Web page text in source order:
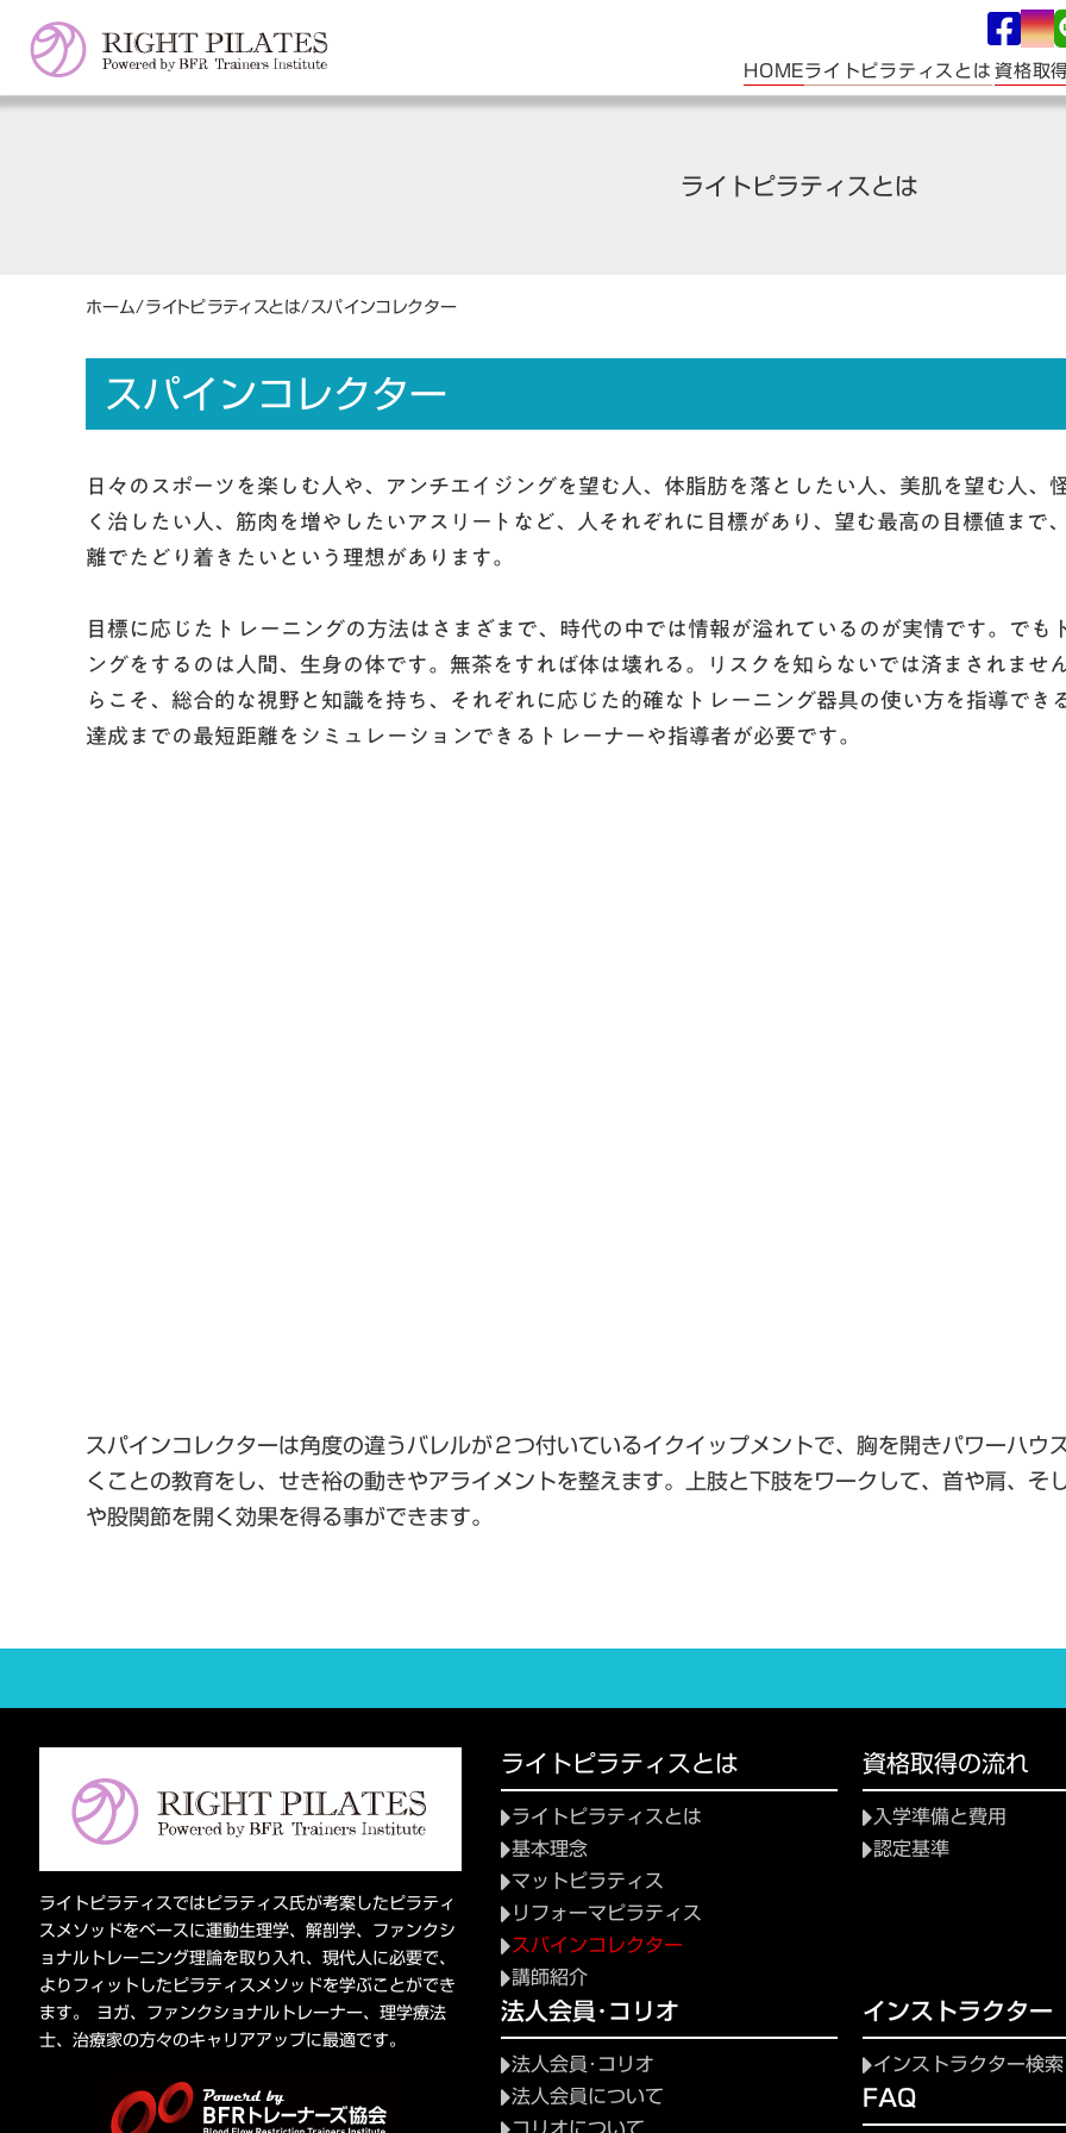
ライトピラティスとは
ホーム/ライトピラティスとは/スパインコレクター
スパインコレクター
日々のスポーツを楽しむ人や、アンチエイジングを望む人、体脂肪を落としたい人、美肌を望む人、
く治したい人、筋肉を増やしたいアスリートなど、人それぞれに目標があり、望む最高の目標値まで
離でたどり着きたいという理想があります。
目標に応じたトレーニングの方法はさまざまで、時代の中では情報が溢れているのが実情です。でも
ングをするのは人間、生身の体です。無茶をすれば体は壊れる。リスクを知らないでは済まされませ
らこそ、総合的な視野と知識を持ち、それぞれに応じた的確なトレーニング器具の使い方を指導でき
達成までの最短距離をシミュレーションできるトレーナーや指導者が必要です。
スパインコレクターは角度の違うバレルが２つ付いているイクイップメントで、胸を開きパワーハウ
くことの教育をし、せき裕の動きやアライメントを整えます。上肢と下肢をワークして、首や肩、そ
や股関節を開く効果を得る事ができます。
ライトピラティスではピラティス氏が考案したピラティ
スメソッドをベースに運動生理学、解剖学、ファンクシ
ョナルトレーニング理論を取り入れ、現代人に必要で、
よりフィットしたピラティスメソッドを学ぶことができ
ます。 ヨガ、ファンクショナルトレーナー、理学療法
士、治療家の方々のキャリアアップに最適です。
ライトピラティスとは
ライトピラティスとは
基本理念
マットピラティス
リフォーマピラティス
スパインコレクター
講師紹介
資格取得の流れ
入学準備と費用
認定基準
法人会員･コリオ
法人会員･コリオ
法人会員について
インストラクター
インストラクター検索
FAQ
HOMEライトピラティスとは資格取